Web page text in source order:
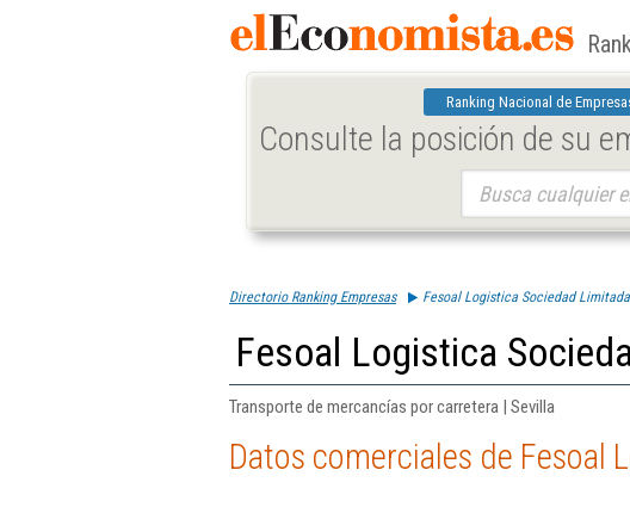
Ranking Nacional de
Consulte la posición de su
Directorio Ranking Empresas Fesoal Logistica Sociedad
Fesoal Logistica
Transporte de mercancías por carretera | Sevilla
Datos comerciales de Fesoal